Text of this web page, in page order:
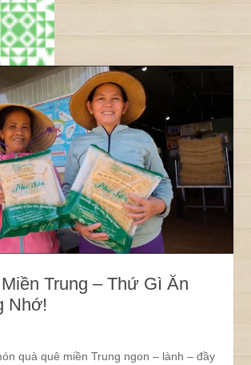
Trung – Thứ Gì Ăn
Nhớ!
quà quê miền Trung ngon – lành – đầy